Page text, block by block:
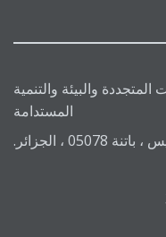
والبيئة والتنمية
المستدامة
، الجزائر.